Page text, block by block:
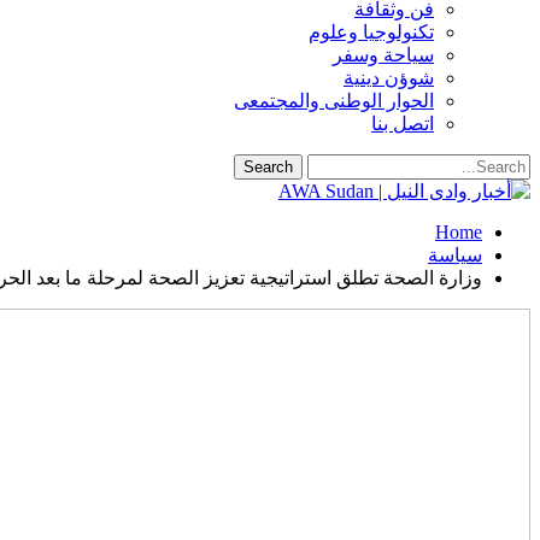
فن وثقافة
تكنولوجيا وعلوم
سياحة وسفر
شوؤن دينية
الحوار الوطنى والمجتمعى
اتصل بنا
Home
سياسة
وزارة الصحة تطلق استراتيجية تعزيز الصحة لمرحلة ما بعد